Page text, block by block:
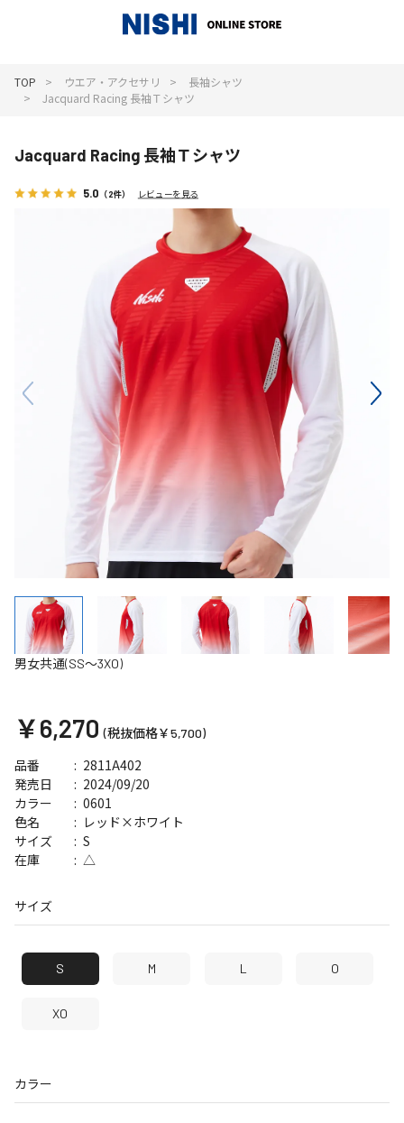
TOP ウエア・アクセサリ
長袖シャツ
Jacquard Racing 長袖Ｔシャツ
Jacquard Racing 長袖Ｔシャツ
5.0 （2件） レビューを見る
男女共通(SS～3XO)
￥6,270 (税抜価格￥5,700)
品番 2811A402
発売日 2024/09/20
サイズ S
カラー 0601
在庫 △
色名 レッド×ホワイト
サイズ
S M L O
XO
カラー